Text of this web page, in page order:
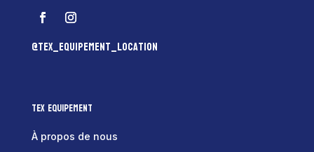
@tex_equipement_location
Tex Equipement
À propos de nous